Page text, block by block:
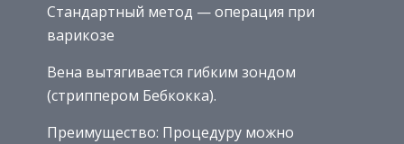
Стандартный метод — операция при
варикозе
Вена вытягивается гибким зондом
(стриппером Бебкокка).
Преимущество: Процедуру можно